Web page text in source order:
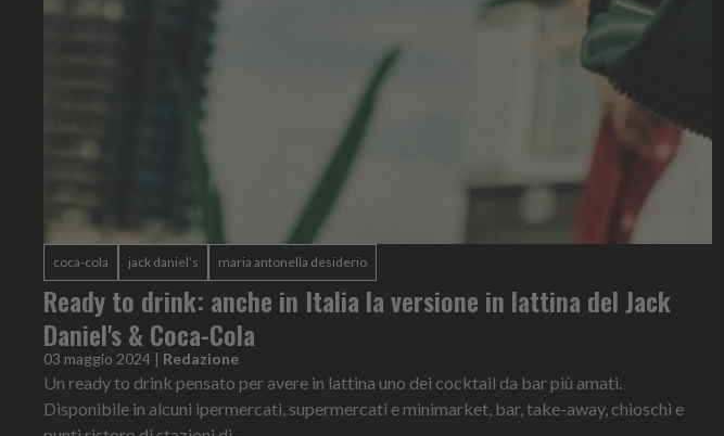
coca-cola jack daniel’s maria antonella desiderio
Ready to drink: anche in Italia la versione in lattina del Jack
Daniel's & Coca-Cola
03 maggio 2024 | Redazione
Un ready to drink pensato per avere in lattina uno dei cocktail da bar più amati.
Disponibile in alcuni ipermercati, supermercati e minimarket, bar, take-away, chioschi e